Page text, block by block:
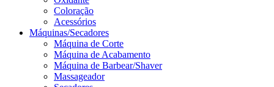
Coloração
Acessórios
Máquinas/Secadores
Máquina de Corte
Máquina de Acabamento
Máquina de Barbear/Shaver
Massageador